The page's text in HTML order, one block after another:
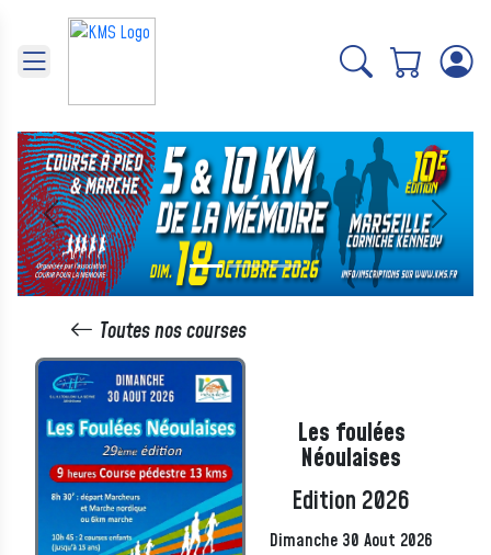
Précédent Suivant
Toutes nos courses
Les foulées
Néoulaises
Edition 2026
Dimanche 30 Aout 2026
Panneau de gestion des cookies